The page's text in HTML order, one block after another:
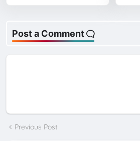
Post a Comment
Previous Post